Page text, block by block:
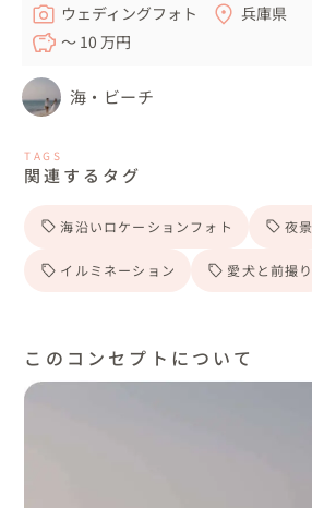
ウェディングフォト
兵庫県
〜 10 万円
海・ビーチ
TAGS
関連するタグ
海沿いロケーションフォト 夜
イルミネーション 愛犬と前撮り
このコンセプトについて